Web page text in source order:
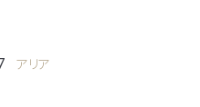
アリア